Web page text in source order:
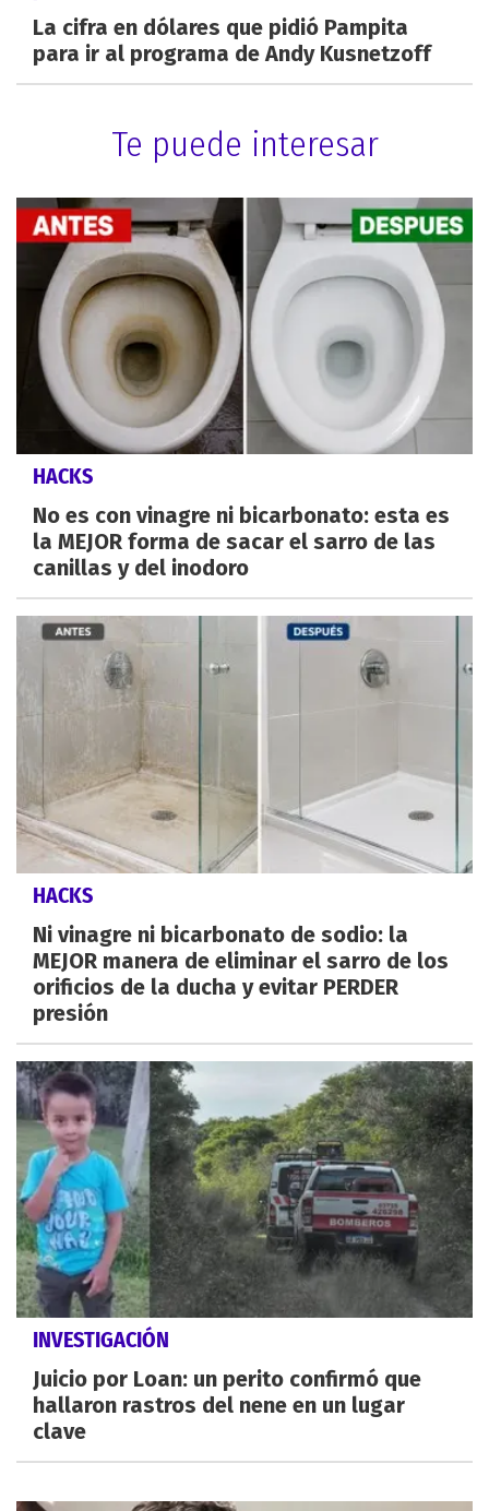
La cifra en dólares que pidió Pampita
para ir al programa de Andy Kusnetzoff
Te puede interesar
HACKS
No es con vinagre ni bicarbonato: esta es
la MEJOR forma de sacar el sarro de las
canillas y del inodoro
HACKS
Ni vinagre ni bicarbonato de sodio: la
MEJOR manera de eliminar el sarro de los
orificios de la ducha y evitar PERDER
presión
INVESTIGACIÓN
Juicio por Loan: un perito confirmó que
hallaron rastros del nene en un lugar
clave